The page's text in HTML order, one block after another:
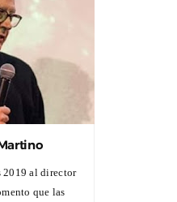
2019 al director
que las